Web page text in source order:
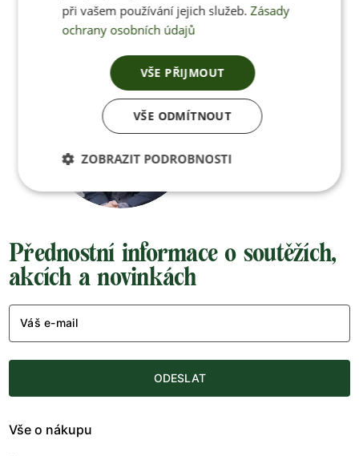
Po-Pá 8:00 – 17:00
Jan Pančocha
info@jenonleather.cz
Přednostní informace o soutěžích,
akcích a novinkách
Váš e-mail
ODESLAT
Vše o nákupu
při vašem používání jejich služeb. Zásady
ochrany osobních údajů
VŠE PŘIJMOUT
VŠE ODMÍTNOUT
ZOBRAZIT PODROBNOSTI